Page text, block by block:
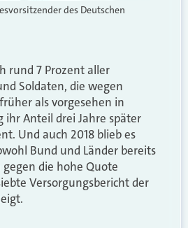
des Deutschen
rund 7 Prozent aller
Soldaten, die wegen
als vorgesehen in
ihr Anteil drei Jahre später
Und auch 2018 blieb es
Bund und Länder bereits
die hohe Quote
Versorgungsbericht der